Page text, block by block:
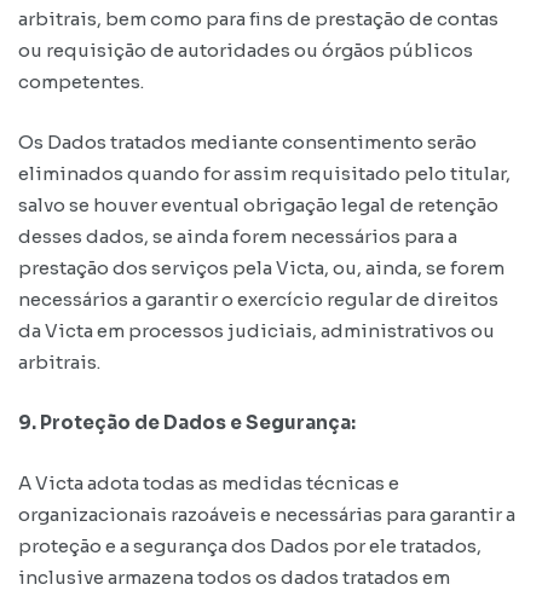
arbitrais, bem como para fins de prestação de contas
ou requisição de autoridades ou órgãos públicos
competentes.
Os Dados tratados mediante consentimento serão
eliminados quando for assim requisitado pelo titular,
salvo se houver eventual obrigação legal de retenção
desses dados, se ainda forem necessários para a
prestação dos serviços pela Victa, ou, ainda, se forem
necessários a garantir o exercício regular de direitos
da Victa em processos judiciais, administrativos ou
arbitrais.
9. Proteção de Dados e Segurança:
A Victa adota todas as medidas técnicas e
organizacionais razoáveis e necessárias para garantir a
proteção e a segurança dos Dados por ele tratados,
inclusive armazena todos os dados tratados em